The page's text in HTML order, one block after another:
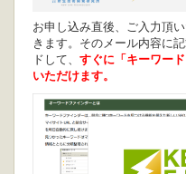
お申し込み直後、ご入力頂
きます。そのメール内容に
ドして、 すぐに「キーワー
いただけます。